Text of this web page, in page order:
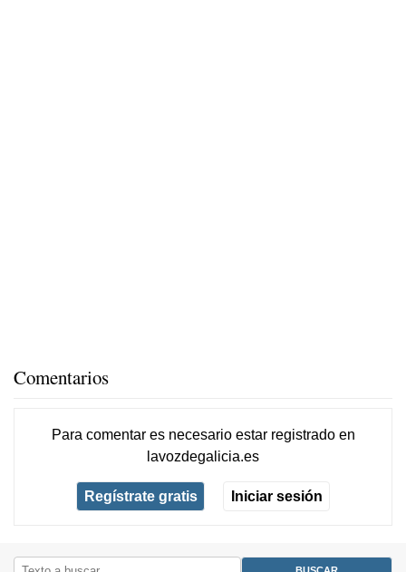
Comentarios
Para comentar es necesario estar registradoen
lavozdegalicia.es
Regístrate gratis Iniciar sesión